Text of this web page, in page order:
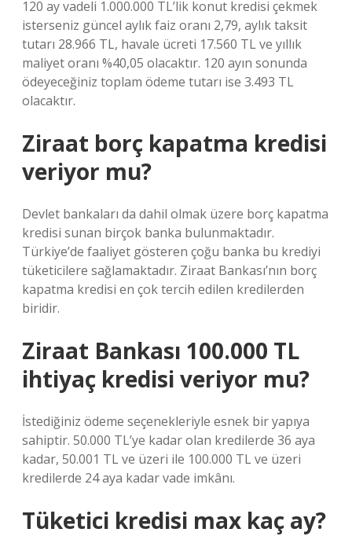
120 ay vadeli 1.000.000 TL’lik konut kredisi çekmek
isterseniz güncel aylık faiz oranı 2,79, aylık taksit
tutarı 28.966 TL, havale ücreti 17.560 TL ve yıllık
maliyet oranı %40,05 olacaktır. 120 ayın sonunda
ödeyeceğiniz toplam ödeme tutarı ise 3.493 TL
olacaktır.
Ziraat borç kapatma kredisi
veriyor mu?
Devlet bankaları da dahil olmak üzere borç kapatma
kredisi sunan birçok banka bulunmaktadır.
Türkiye’de faaliyet gösteren çoğu banka bu krediyi
tüketicilere sağlamaktadır. Ziraat Bankası’nın borç
kapatma kredisi en çok tercih edilen kredilerden
biridir.
Ziraat Bankası 100.000 TL
ihtiyaç kredisi veriyor mu?
İstediğiniz ödeme seçenekleriyle esnek bir yapıya
sahiptir. 50.000 TL’ye kadar olan kredilerde 36 aya
kadar, 50.001 TL ve üzeri ile 100.000 TL ve üzeri
kredilerde 24 aya kadar vade imkânı.
Tüketici kredisi max kaç ay?